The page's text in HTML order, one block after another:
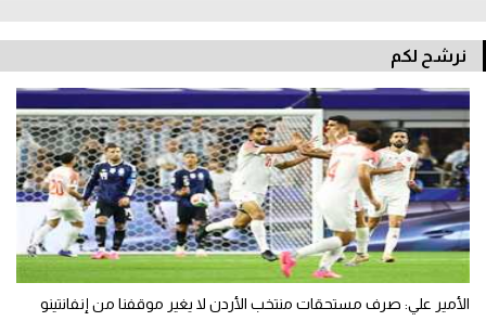
نرشح لكم
الأمير علي: صرف مستحقات منتخب الأردن لا يغير موقفنا من إنفانتينو